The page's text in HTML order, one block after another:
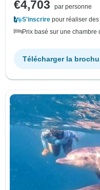
€4,703
par personne
S'inscrire pour réaliser
Prix basé sur une chambre
Télécharger la